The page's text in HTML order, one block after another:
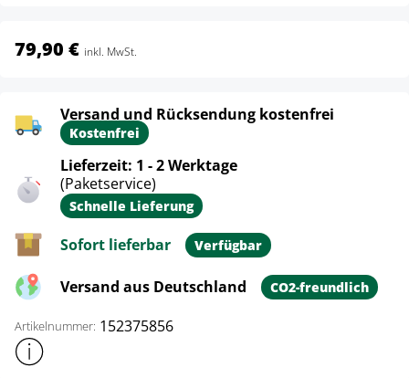
79,90 € inkl. MwSt.
Versand und Rücksendung kostenfrei
Kostenfrei
Lieferzeit: 1 - 2 Werktage
(Paketservice)
Schnelle Lieferung
Sofort lieferbar Verfügbar
Versand aus Deutschland CO2-freundlich
Artikelnummer: 152375856
Weitere Produktinformationen anzeigen